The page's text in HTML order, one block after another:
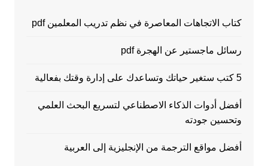
كتاب الاتجاهات المعاصرة في نظم تدريب المعلمين pdf
رسائل ماجستير عن الهجرة pdf
5 كتب ستغير حياتك وتساعدك على إدارة وقتك بفعالية
أفضل أدوات الذكاء الاصطناعي لتسريع البحث العلمي
وتحسين جودته
أفضل مواقع الترجمة من الإنجليزية إلى العربية